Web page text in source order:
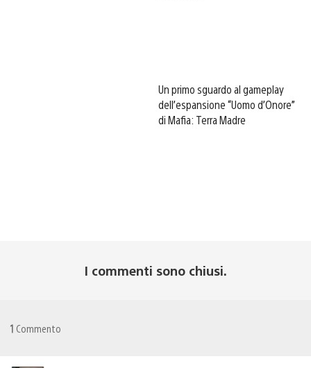
Un primo sguardo al gameplay
dell’espansione “Uomo d’Onore”
di Mafia: Terra Madre
I commenti sono chiusi.
1 Commento